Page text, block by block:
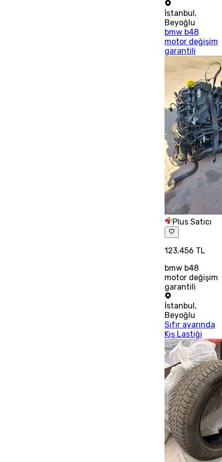
İstanbul ,
Beyoğlu
bmw b48
motor değişim
garantili
Plus Satıcı
123.456 TL
bmw b48
motor değişim
garantili
İstanbul,
Beyoğlu
Sıfır ayarında
Kış Lastiği